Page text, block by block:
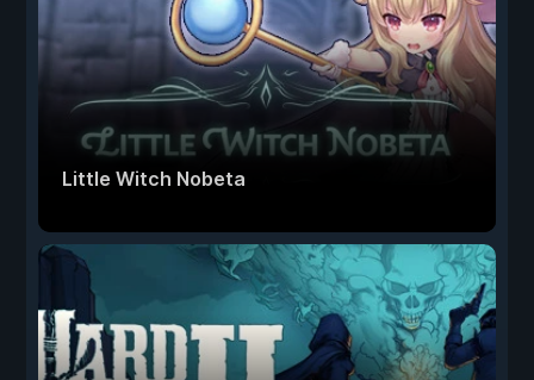
Little Witch Nobeta